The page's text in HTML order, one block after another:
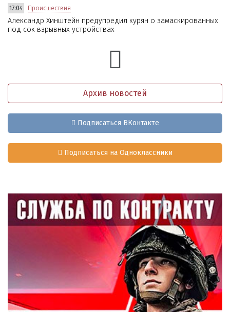
17:04 Происшествия
Александр Хинштейн предупредил курян о замаскированных
под сок взрывных устройствах
Архив новостей
Подписаться ВКонтакте
Подписаться на Одноклассники